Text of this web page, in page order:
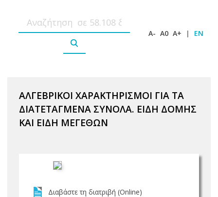
A- A0 A+ | EN
ΑΛΓΕΒΡΙΚΟΙ ΧΑΡΑΚΤΗΡΙΣΜΟΙ ΓΙΑ ΤΑ
ΔΙΑΤΕΤΑΓΜΕΝΑ ΣΥΝΟΛΑ. ΕΙΔΗ ΔΟΜΗΣ
ΚΑΙ ΕΙΔΗ ΜΕΓΕΘΩΝ
Διαβάστε τη διατριβή (Online)